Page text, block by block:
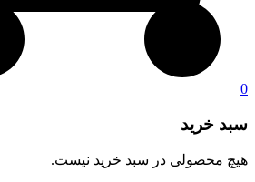
0
سبد خرید
هیچ محصولی در سبد خرید نیست.